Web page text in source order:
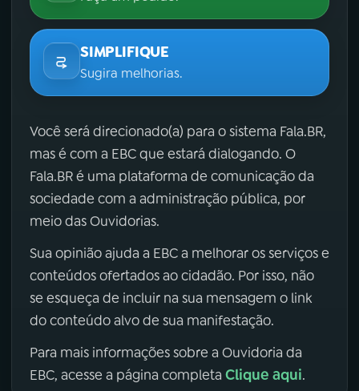
SIMPLIFIQUE
Sugira melhorias.
Você será direcionado(a) para o sistema Fala.BR,
mas é com a EBC que estará dialogando. O
Fala.BR é uma plataforma de comunicação da
sociedade com a administração pública, por
meio das Ouvidorias.
Sua opinião ajuda a EBC a melhorar os serviços e
conteúdos ofertados ao cidadão. Por isso, não
se esqueça de incluir na sua mensagem o link
do conteúdo alvo de sua manifestação.
Para mais informações sobre a Ouvidoria da
EBC, acesse a página completa Clique aqui.